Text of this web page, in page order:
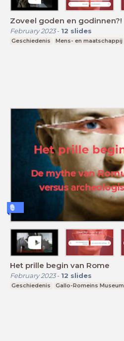
Zoveel goden en godinnen?!
February 2023- 12 slides
Geschiedenis Mens- en maatschappij
Het prille begin van Rome
February 2023- 12 slides
Geschiedenis Gallo-Romeins Museum